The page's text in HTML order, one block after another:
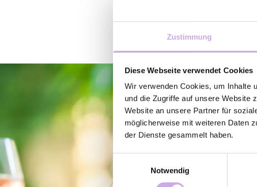
Zustimmung
Diese Webseite verwendet Cookies
Wir verwenden Cookies, um Inhalte
und die Zugriffe auf unsere Website
Website an unsere Partner für
möglicherweise mit weiteren Daten
der Dienste gesammelt haben.
Notwendig